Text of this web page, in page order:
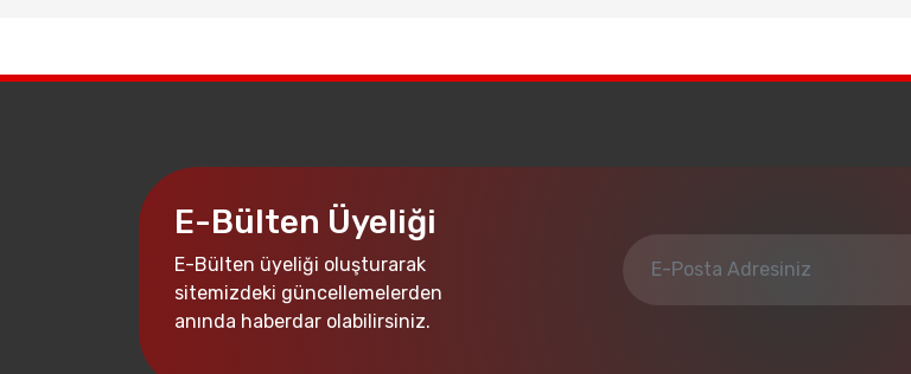
E-Bülten Üyeliği
E-Bülten üyeliği oluşturarak
sitemizdeki güncellemelerden
anında haberdar olabilirsiniz.